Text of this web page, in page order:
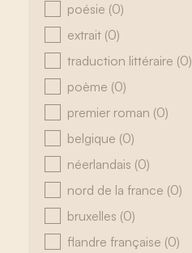
poésie (0)
extrait (0)
traduction littéraire (0)
poème (0)
premier roman (0)
belgique (0)
néerlandais (0)
nord de la france (0)
bruxelles (0)
flandre française (0)